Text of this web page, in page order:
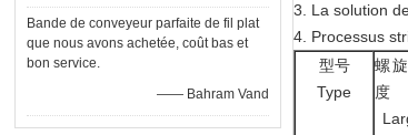
Bande de conveyeur parfaite de fil plat
que nous avons achetée, coût bas et
bon service.
—— Bahram Vand
3. La solution
4. Processus
型号
Type
螺
度